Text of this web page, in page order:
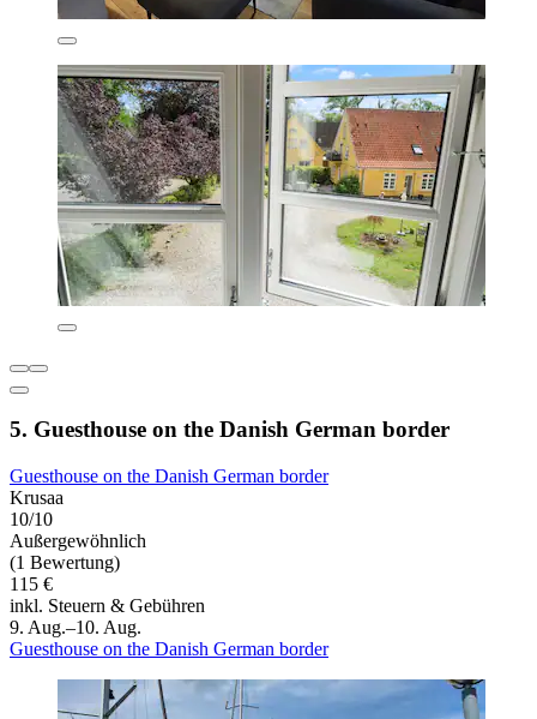
5. Guesthouse on the Danish German border
Guesthouse on the Danish German border
Krusaa
10/10
Außergewöhnlich
(1 Bewertung)
115 €
inkl. Steuern & Gebühren
9. Aug.–10. Aug.
Guesthouse on the Danish German border